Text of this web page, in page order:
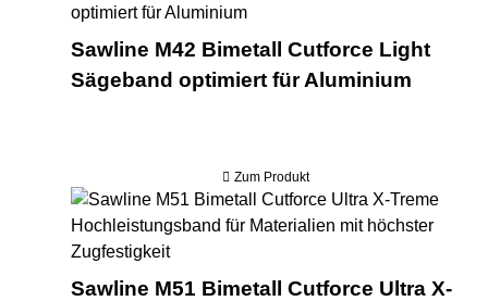
Sawline M42 Bimetall Cutforce Light
Sägeband optimiert für Aluminium
Zum Produkt
Sawline M51 Bimetall Cutforce Ultra X-